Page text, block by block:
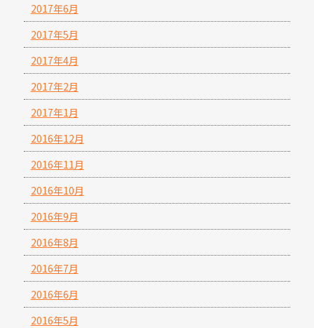
2017年6月
2017年5月
2017年4月
2017年2月
2017年1月
2016年12月
2016年11月
2016年10月
2016年9月
2016年8月
2016年7月
2016年6月
2016年5月